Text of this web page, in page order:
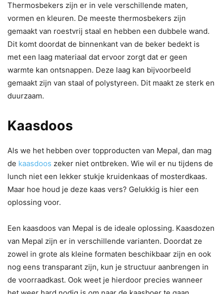
Thermosbekers zijn er in vele verschillende maten,
vormen en kleuren. De meeste thermosbekers zijn
gemaakt van roestvrij staal en hebben een dubbele wand.
Dit komt doordat de binnenkant van de beker bedekt is
met een laag materiaal dat ervoor zorgt dat er geen
warmte kan ontsnappen. Deze laag kan bijvoorbeeld
gemaakt zijn van staal of polystyreen. Dit maakt ze sterk en
duurzaam.
Kaasdoos
Als we het hebben over topproducten van Mepal, dan mag
de kaasdoos zeker niet ontbreken. Wie wil er nu tijdens de
lunch niet een lekker stukje kruidenkaas of mosterdkaas.
Maar hoe houd je deze kaas vers? Gelukkig is hier een
oplossing voor.
Een kaasdoos van Mepal is de ideale oplossing. Kaasdozen
van Mepal zijn er in verschillende varianten. Doordat ze
zowel in grote als kleine formaten beschikbaar zijn en ook
nog eens transparant zijn, kun je structuur aanbrengen in
de voorraadkast. Ook weet je hierdoor precies wanneer